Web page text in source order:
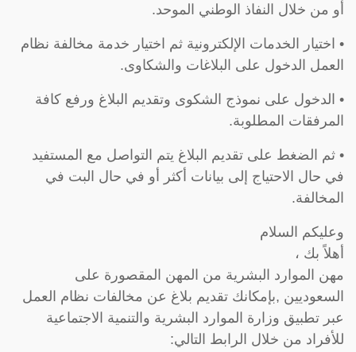
أو من خلال النفاذ الوطني الموحد.
• اختيار الخدمات الإلكترونية ثم اختيار خدمة مخالفة نظام
العمل الدخول على البلاغات والشكاوى.
• الدخول على نموذج الشكوى وتقديم البلاغ ورفع كافة
المرفقات المطلوبة.
• ثم الضغط على تقديم البلاغ يتم التواصل مع المستفيد
في حال الاحتياج إلى بيانات أكثر أو في حال البت في
المخالفة.
وعليكم السلام
أهلاً بك ،
مهن الموارد البشرية من المهن المقصورة على
السعوديين ,بإمكانك تقديم بلاغ عن مخالفات نظام العمل
عبر تطبيق وزارة الموارد البشرية والتنمية الاجتماعية
للأفراد من خلال الرابط التالي: